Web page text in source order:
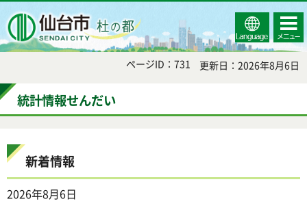
Select
Language
コンテ
ンツメ
ニュー
ページID：731 更新日：2026年8月6日
統計情報せんだい
新着情報
2026年8月6日